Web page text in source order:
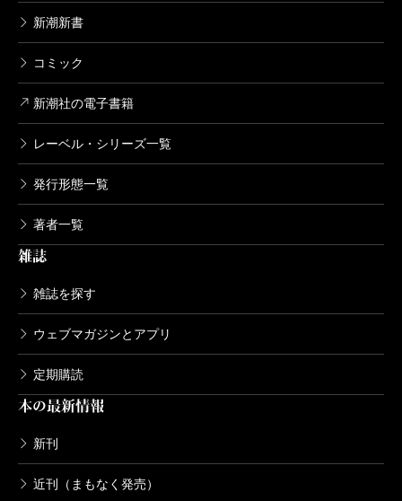
新潮新書
コミック
新潮社の電子書籍
レーベル・シリーズ一覧
発行形態一覧
著者一覧
雑誌
雑誌を探す
ウェブマガジンとアプリ
定期購読
本の最新情報
新刊
近刊（まもなく発売）